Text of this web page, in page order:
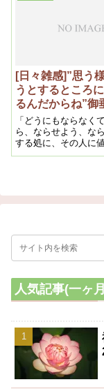
[日々雑感]”思う
うとするところ
るんだからね”御
お言葉に感激！
「どうにもならなく
ら、ならせよう、な
する処に、その人に
る」の御垂示ですが
人気記事(一ヶ